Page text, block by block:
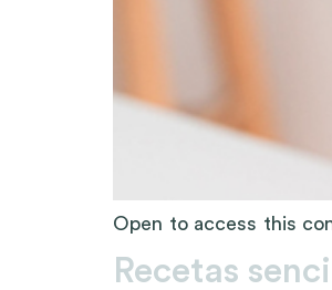
Open to access this
Recetas